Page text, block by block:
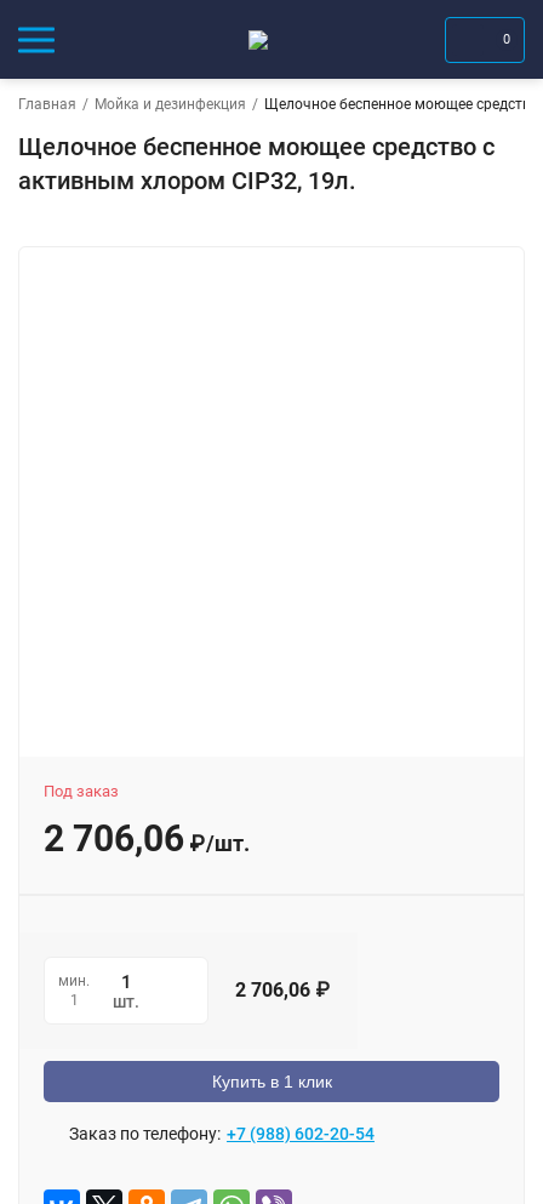
0
Главная / Мойка и дезинфекция / Щелочное беспенное моющее
Щелочное беспенное моющее средство с
активным хлором CIP32, 19л.
Под заказ
2 706,06 ₽/шт.
мин.
1
шт. 2 706,06 ₽
Купить в 1 клик
Заказ по телефону: +7 (988) 602-20-54